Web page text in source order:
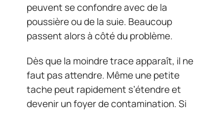
peuvent se confondre avec de la
poussière ou de la suie. Beaucoup
passent alors à côté du problème.
Dès que la moindre trace apparaît, il ne
faut pas attendre. Même une petite
tache peut rapidement s’étendre et
devenir un foyer de contamination. Si